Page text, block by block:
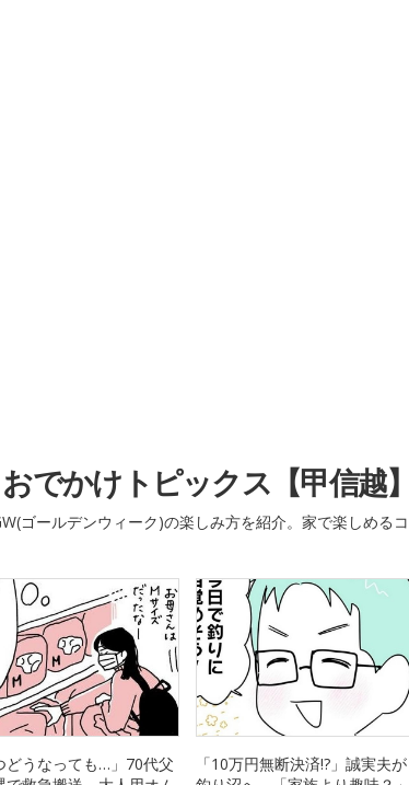
でかけトピックス【甲信越】
ゴールデンウィーク)の楽しみ方を紹介。家で楽しめるコ
どうなっても…」70代父
「10万円無断決済!?」誠実夫が